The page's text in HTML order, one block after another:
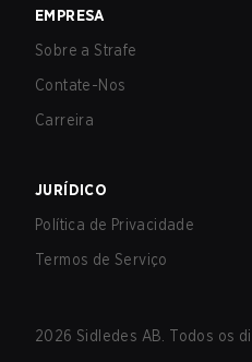
EMPRESA
Sobre a Strafe
Contate-Nos
Carreira
JURÍDICO
Política de Privacidade
Termos de Serviço
2026 Sidledes AB. Todos os